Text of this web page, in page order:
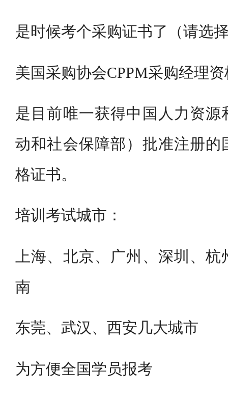
是时候考个采购证书了（请选
美国采购协会CPPM采购经理
是目前唯一获得中国人力资源
动和社会保障部）批准注册的
格证书。
培训考试城市：
上海、北京、广州、深圳、
南
东莞、武汉、西安几大城市
为方便全国学员报考